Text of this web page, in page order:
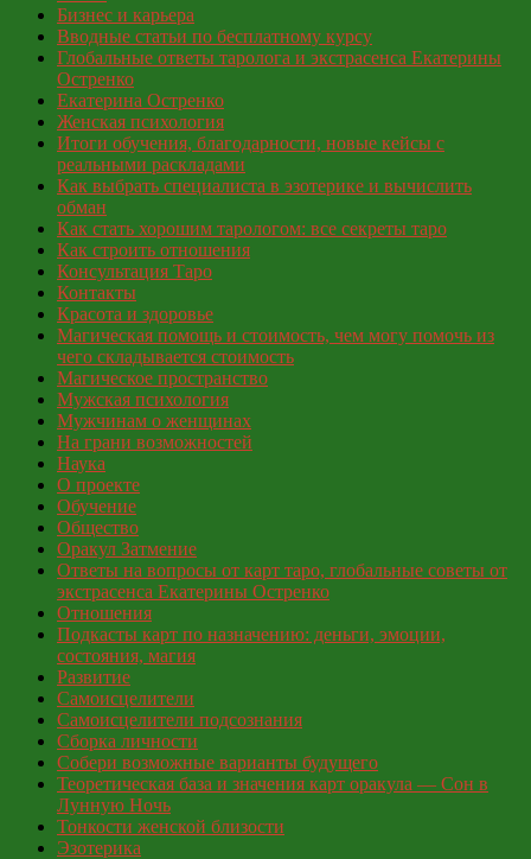
Бизнес и карьера
Вводные статьи по бесплатному курсу
Глобальные ответы таролога и экстрасенса Екатерины
Остренко
Екатерина Остренко
Женская психология
Итоги обучения, благодарности, новые кейсы с
реальными раскладами
Как выбрать специалиста в эзотерике и вычислить
обман
Как стать хорошим тарологом: все секреты таро
Как строить отношения
Консультация Таро
Контакты
Красота и здоровье
Магическая помощь и стоимость, чем могу помочь из
чего складывается стоимость
Магическое пространство
Мужская психология
Мужчинам о женщинах
На грани возможностей
Наука
О проекте
Обучение
Общество
Оракул Затмение
Ответы на вопросы от карт таро, глобальные советы от
экстрасенса Екатерины Остренко
Отношения
Подкасты карт по назначению: деньги, эмоции,
состояния, магия
Развитие
Самоисцелители
Самоисцелители подсознания
Сборка личности
Собери возможные варианты будущего
Теоретическая база и значения карт оракула — Сон в
Лунную Ночь
Тонкости женской близости
Эзотерика